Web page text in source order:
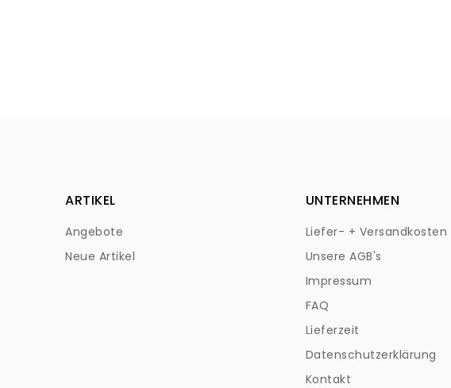
ARTIKEL
Angebote
Neue Artikel
UNTERNEHMEN
Liefer- + Versandkosten
Unsere AGB's
Impressum
FAQ
Lieferzeit
Datenschutzerklärung
Kontakt